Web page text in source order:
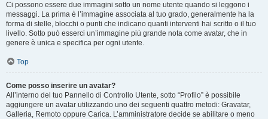
Ci possono essere due immagini sotto un nome utente quando si leggono i
messaggi. La prima è l’immagine associata al tuo grado, generalmente ha la
forma di stelle, blocchi o punti che indicano quanti interventi hai scritto o il tuo
livello. Sotto può esserci un’immagine più grande nota come avatar, che in
genere è unica e specifica per ogni utente.
Top
Come posso inserire un avatar?
All’interno del tuo Pannello di Controllo Utente, sotto “Profilo” è possibile
aggiungere un avatar utilizzando uno dei seguenti quattro metodi: Gravatar,
Galleria, Remoto oppure Carica. L’amministratore decide se abilitare o meno